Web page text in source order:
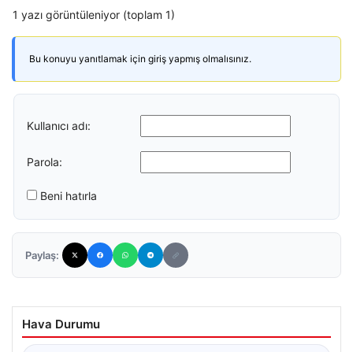
1 yazı görüntüleniyor (toplam 1)
Bu konuyu yanıtlamak için giriş yapmış olmalısınız.
Kullanıcı adı:
Parola:
Beni hatırla
Paylaş:
Hava Durumu